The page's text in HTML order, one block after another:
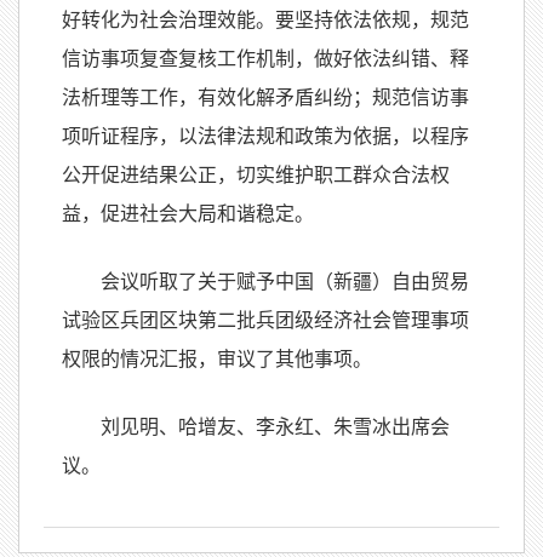
好转化为社会治理效能。要坚持依法依规，规范
信访事项复查复核工作机制，做好依法纠错、释
法析理等工作，有效化解矛盾纠纷；规范信访事
项听证程序，以法律法规和政策为依据，以程序
公开促进结果公正，切实维护职工群众合法权
益，促进社会大局和谐稳定。
会议听取了关于赋予中国（新疆）自由贸易
试验区兵团区块第二批兵团级经济社会管理事项
权限的情况汇报，审议了其他事项。
刘见明、哈增友、李永红、朱雪冰出席会
议。